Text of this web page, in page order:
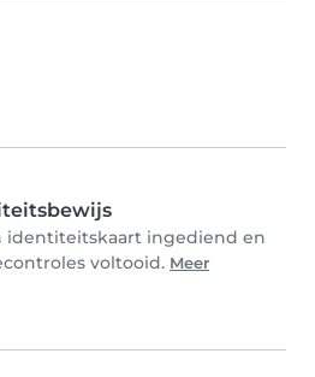
identiteitskaart ingediend en
voltooid. Meer